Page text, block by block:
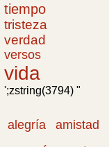
tiempo
tristeza
verdad
versos
vida
';zstring(3794) "
alegría amistad